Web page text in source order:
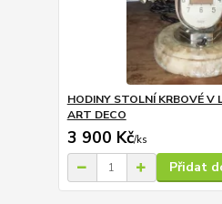
HODINY STOLNÍ KRBOVÉ V
ART DECO
3 900 Kč/ks
Přidat